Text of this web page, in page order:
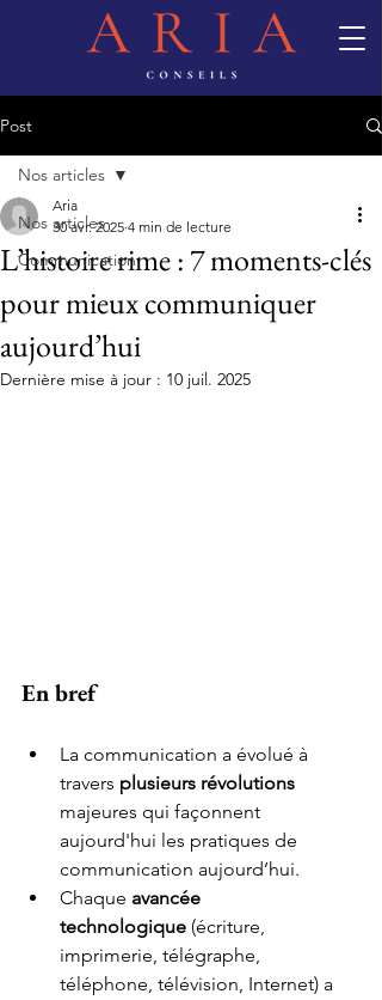
Post
Nos articles
Communication
Nos articles
L’histoire rime : 7 moments-clés
pour mieux communiquer
aujourd’hui
Aria
30 avr. 2025 4 min de lecture
Dernière mise à jour : 10 juil. 2025
En bref
La communication a évolué à
travers plusieurs révolutions
majeures qui façonnent
aujourd'hui les pratiques de
communication aujourd’hui.
Chaque avancée
technologique (écriture,
imprimerie, télégraphe,
téléphone, télévision, Internet) a